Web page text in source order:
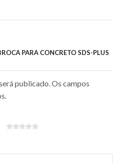
para uso profissional na
em geral.
rígidos
PARA CONCRETO SDS-PLUS
publicado. Os campos